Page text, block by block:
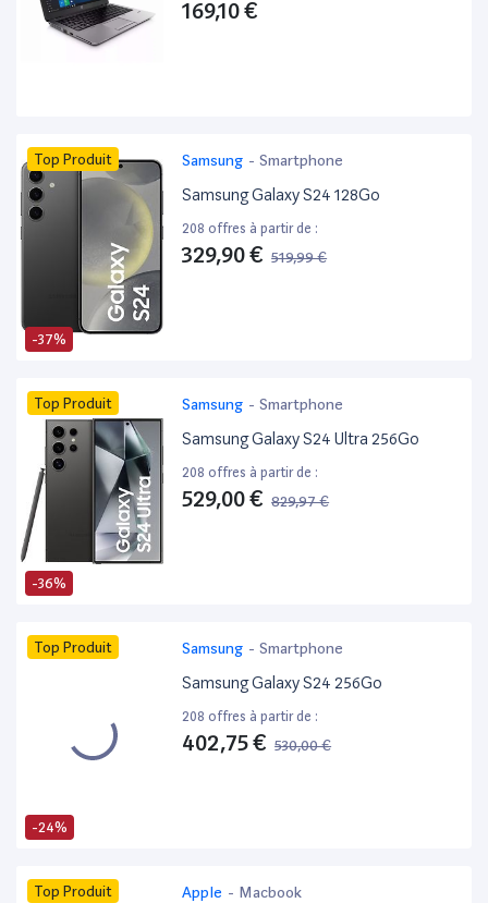
169,10 €
-37%
Top Produit Samsung - Smartphone
Samsung Galaxy S24 128Go
208 offres à partir de :
329,90 € 519,99 €
-36%
Top Produit Samsung - Smartphone
Samsung Galaxy S24 Ultra 256Go
208 offres à partir de :
529,00 € 829,97 €
-24%
Top Produit Samsung - Smartphone
Samsung Galaxy S24 256Go
208 offres à partir de :
402,75 € 530,00 €
Top Produit Apple - Macbook